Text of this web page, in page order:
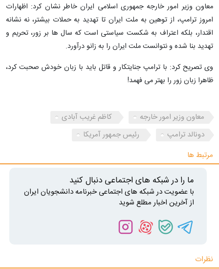
معاون وزیر امور خارجه جمهوری اسلامی ایران خاطر نشان کرد: اظهارات
امروز ترامپ، از توهین به ملت ایران تا تهدید به حملات بیشتر، نه نشانه
اقتدار، بلکه اعتراف به شکست سیاستی است که سال ها بر زور، تحریم و
تهدید بنا شده و نتوانست ملت ایران را به زانو درآورد.
وی تصریح کرد: با ترامپ جنایتکار و قاتل باید با زبان خودش صحبت کرد،
ظاهرا زبان زور را بهتر می فهمد!
معاون وزیر امور خارجه
کاظم غریب آبادی
دونالد ترامپ
رئیس جمهور آمریکا
مرتبط ها
ما را در شبکه های اجتماعی دنبال کنید
با عضویت در شبکه های اجتماعی خبرنامه دانشجویان ایران
از آخرین اخبار مطلع شوید
نظرات